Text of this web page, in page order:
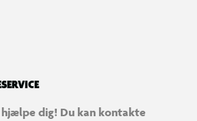
dig! Du kan kontakte